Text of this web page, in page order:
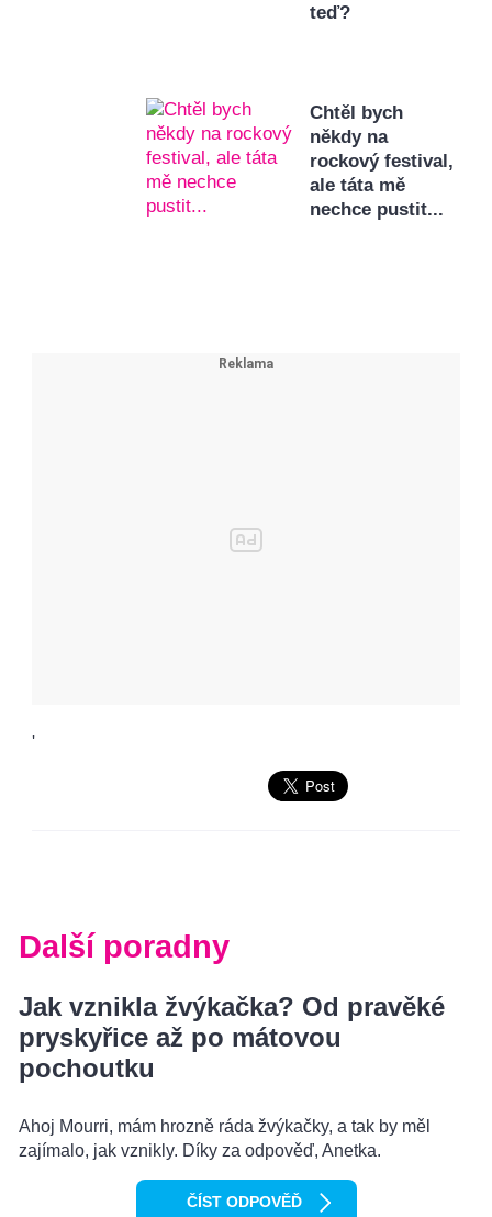
teď?
Chtěl bych
někdy na
rockový festival,
ale táta mě
nechce pustit...
'
Další poradny
Jak vznikla žvýkačka? Od pravěké
pryskyřice až po mátovou
pochoutku
Ahoj Mourri, mám hrozně ráda žvýkačky, a tak by měl
zajímalo, jak vznikly. Díky za odpověď, Anetka.
ČÍST ODPOVĚĎ